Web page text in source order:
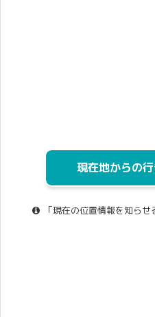
現在地からの
「現在の位置情報を知ら